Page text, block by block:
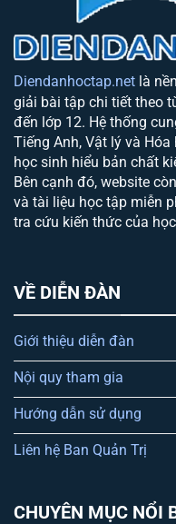
Diendanhoctap.net là
giải bài tập chi tiết theo
đến lớp 12. Hệ thống
Tiếng Anh, Vật lý và
học sinh hiểu bản chất
Bên cạnh đó, website
và tài liệu học tập miễn
tra cứu kiến thức của
VỀ DIỄN ĐÀN
Giới thiệu diễn đàn
Nội quy tham gia
Hướng dẫn sử dụng
Liên hệ Ban Quản Trị
CHUYÊN MỤC NỔI